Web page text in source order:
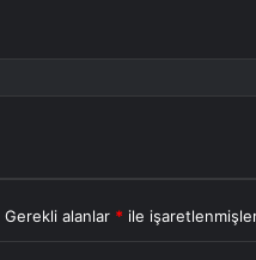
Gerekli alanlar * ile